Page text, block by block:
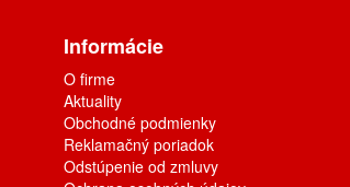
Informácie
O firme
Aktuality
Obchodné podmienky
Reklamačný poriadok
Odstúpenie od zmluvy